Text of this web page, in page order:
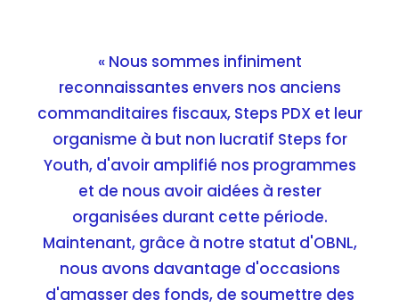
« Nous sommes infiniment
reconnaissantes envers nos anciens
commanditaires fiscaux, Steps PDX et leur
organisme à but non lucratif Steps for
Youth, d'avoir amplifié nos programmes
et de nous avoir aidées à rester
organisées durant cette période.
Maintenant, grâce à notre statut d'OBNL,
nous avons davantage d'occasions
d'amasser des fonds, de soumettre des